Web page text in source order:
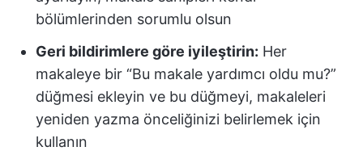
bölümlerinden sorumlu olsun
Geri bildirimlere göre iyileştirin: Her
makaleye bir “Bu makale yardımcı oldu mu?”
düğmesi ekleyin ve bu düğmeyi, makaleleri
yeniden yazma önceliğinizi belirlemek için
kullanın